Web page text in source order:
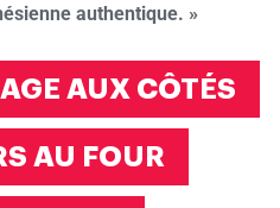
authentique. »
AUX CÔTÉS
AU FOUR